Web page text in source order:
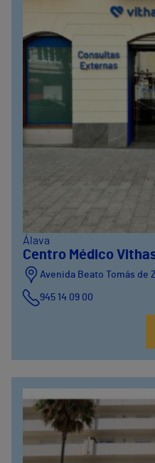
Álava
Centro Médico
Avenida Beato Tomás de
945 14 09 00